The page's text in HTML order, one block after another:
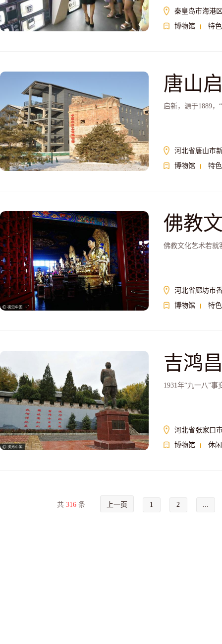
秦皇岛市海港
博物馆
特
唐山
启新，源于1889，
河北省唐山市
博物馆
特
佛教
佛教文化艺术若就
河北省廊坊市
博物馆
特
吉鸿
1931年“九一八”
河北省张家口
博物馆
休
共 316条 上一页 1 2 ...